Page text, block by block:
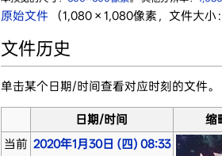
原始文件‎ （1,080 × 1,080像素，文件大
文件历史
单击某个日期/时间查看对应时刻的文件。
日期/时间
缩
当前 2020年1月30日 (四) 08:33